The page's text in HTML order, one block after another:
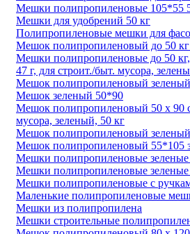
Мешки полипропиленовые 105*55
Мешки для удобрений 50 кг
Полипропиленовые мешки для
Мешок полипропиленовый до 50
Мешки полипропиленовые до 50
47 г, для строит./быт. мусора,
Мешок полипропиленовый зеленый
Мешок зеленый 50*90
Мешок полипропиленовый 50 х 90
мусора, зеленый, 50 кг
Мешок полипропиленовый
Мешок полипропиленовый 55*105
Мешки полипропиленовые зеленые
Мешки полипропиленовые зеленые
Мешки полипропиленовые с
Маленькие полипропиленовые
Мешки из полипропилена
Мешки строительные